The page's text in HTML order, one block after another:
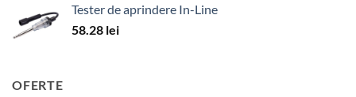
Tester de aprindere In-Line
58.28 lei
OFERTE